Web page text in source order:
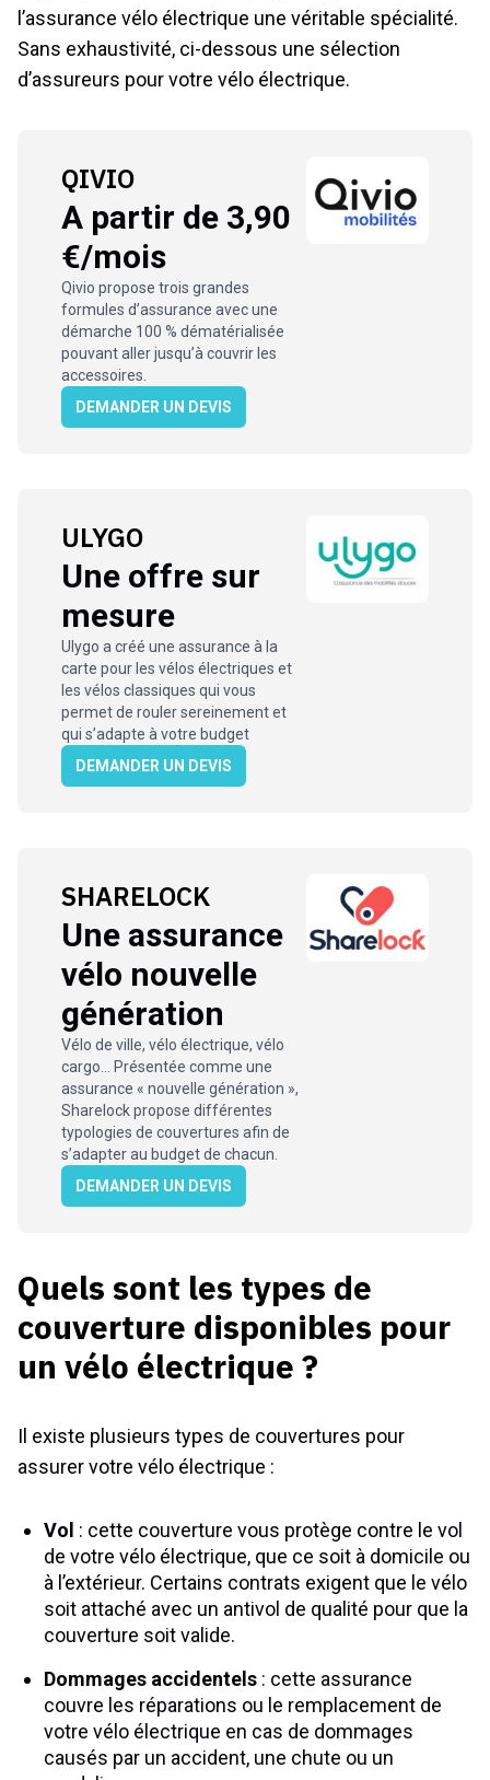
l’assurance vélo électrique une véritable spécialité.
Sans exhaustivité, ci-dessous une sélection
d’assureurs pour votre vélo électrique.
QIVIO
A partir de 3,90
€/mois
Qivio propose trois grandes
formules d’assurance avec une
démarche 100 % dématérialisée
pouvant aller jusqu’à couvrir les
accessoires.
DEMANDER UN DEVIS
ULYGO
Une offre sur
mesure
Ulygo a créé une assurance à la
carte pour les vélos électriques et
les vélos classiques qui vous
permet de rouler sereinement et
qui s’adapte à votre budget
DEMANDER UN DEVIS
SHARELOCK
Une assurance
vélo nouvelle
génération
Vélo de ville, vélo électrique, vélo
cargo… Présentée comme une
assurance « nouvelle génération »,
Sharelock propose différentes
typologies de couvertures afin de
s’adapter au budget de chacun.
DEMANDER UN DEVIS
Quels sont les types de
couverture disponibles pour
un vélo électrique ?
Il existe plusieurs types de couvertures pour
assurer votre vélo électrique :
Vol : cette couverture vous protège contre le vol
de votre vélo électrique, que ce soit à domicile ou
à l’extérieur. Certains contrats exigent que le vélo
soit attaché avec un antivol de qualité pour que la
couverture soit valide.
Dommages accidentels : cette assurance
couvre les réparations ou le remplacement de
votre vélo électrique en cas de dommages
causés par un accident, une chute ou un